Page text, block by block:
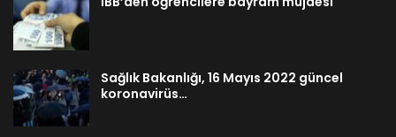
Sağlık Bakanlığı, 16 Mayıs 2022 güncel
koronavirüs…